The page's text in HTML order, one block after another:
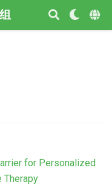
for Personalized
Therapy